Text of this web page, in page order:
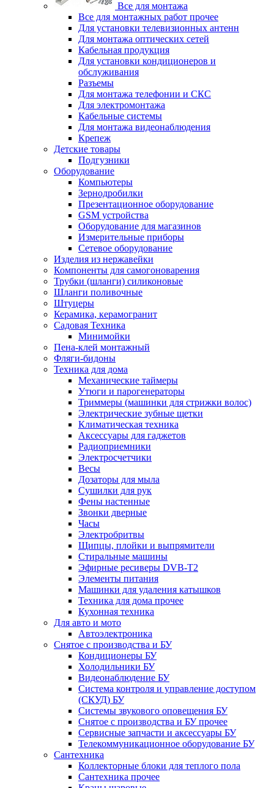
Все для монтажа
Все для монтажных работ прочее
Для установки телевизионных антенн
Для монтажа оптических сетей
Кабельная продукция
Для установки кондиционеров и
обслуживания
Разъемы
Для монтажа телефонии и СКС
Для электромонтажа
Кабельные системы
Для монтажа видеонаблюдения
Крепеж
Детские товары
Подгузники
Оборудование
Компьютеры
Зернодробилки
Презентационное оборудование
GSM устройства
Оборудование для магазинов
Измерительные приборы
Сетевое оборудование
Изделия из нержавейки
Компоненты для самогоноварения
Трубки (шланги) силиконовые
Шланги поливочные
Штуцеры
Керамика, керамогранит
Садовая Техника
Минимойки
Пена-клей монтажный
Фляги-бидоны
Техника для дома
Механические таймеры
Утюги и парогенераторы
Триммеры (машинки для стрижки волос)
Электрические зубные щетки
Климатическая техника
Аксессуары для гаджетов
Радиоприемники
Электросчетчики
Весы
Дозаторы для мыла
Сушилки для рук
Фены настенные
Звонки дверные
Часы
Электробритвы
Щипцы, плойки и выпрямители
Стиральные машины
Эфирные ресиверы DVB-T2
Элементы питания
Машинки для удаления катышков
Техника для дома прочее
Кухонная техника
Для авто и мото
Автоэлектроника
Снятое с производства и БУ
Кондиционеры БУ
Холодильники БУ
Видеонаблюдение БУ
Система контроля и управление доступом
(СКУД) БУ
Системы звукового оповещения БУ
Снятое с производства и БУ прочее
Сервисные запчасти и аксессуары БУ
Телекоммуникационное оборудование БУ
Сантехника
Коллекторные блоки для теплого пола
Сантехника прочее